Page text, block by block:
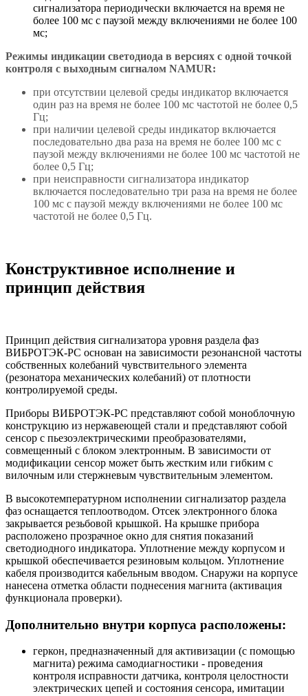
сигнализатора периодически включается на время не
более 100 мс с паузой между включениями не более 100
мс;
Режимы индикации светодиода в версиях с одной точкой
контроля с выходным сигналом NAMUR:
при отсутствии целевой среды индикатор включается
один раз на время не более 100 мс частотой не более 0,5
Гц;
при наличии целевой среды индикатор включается
последовательно два раза на время не более 100 мс с
паузой между включениями не более 100 мс частотой не
более 0,5 Гц;
при неисправности сигнализатора индикатор
включается последовательно три раза на время не более
100 мс с паузой между включениями не более 100 мс
частотой не более 0,5 Гц.
Конструктивное исполнение и
принцип действия
Принцип действия сигнализатора уровня раздела фаз
ВИБРОТЭК-РС основан на зависимости резонансной частоты
собственных колебаний чувствительного элемента
(резонатора механических колебаний) от плотности
контролируемой среды.
Приборы ВИБРОТЭК-РС представляют собой моноблочную
конструкцию из нержавеющей стали и представляют собой
сенсор с пьезоэлектрическими преобразователями,
совмещенный с блоком электронным. В зависимости от
модификации сенсор может быть жестким или гибким с
вилочным или стержневым чувствительным элементом.
В высокотемпературном исполнении сигнализатор раздела
фаз оснащается теплоотводом. Отсек электронного блока
закрывается резьбовой крышкой. На крышке прибора
расположено прозрачное окно для снятия показаний
светодиодного индикатора. Уплотнение между корпусом и
крышкой обеспечивается резиновым кольцом. Уплотнение
кабеля производится кабельным вводом. Снаружи на корпусе
нанесена отметка области поднесения магнита (активация
функционала проверки).
Дополнительно внутри корпуса расположены:
геркон, предназначенный для активизации (с помощью
магнита) режима самодиагностики - проведения
контроля исправности датчика, контроля целостности
электрических цепей и состояния сенсора, имитации